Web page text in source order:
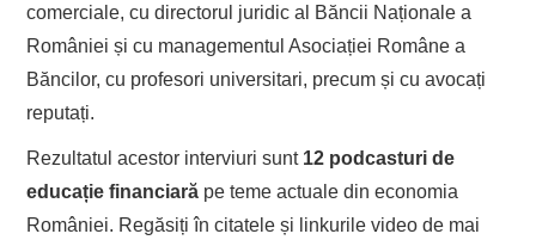
comerciale, cu directorul juridic al Băncii Naționale a
României și cu managementul Asociației Române a
Băncilor, cu profesori universitari, precum și cu avocați
reputați.
Rezultatul acestor interviuri sunt 12 podcasturi de
educație financiară pe teme actuale din economia
României. Regăsiți în citatele și linkurile video de mai